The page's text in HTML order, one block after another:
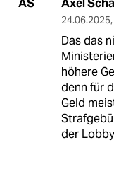
AS Axel
24.06.2025,
Das das
höhere
denn für
Geld
der